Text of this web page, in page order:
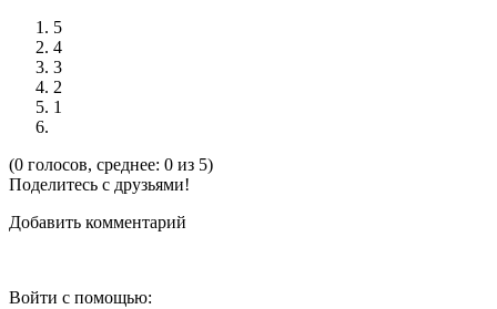
5
4
3
2
1
(0 голосов, среднее: 0 из 5)
Поделитесь с друзьями!
Добавить комментарий
Войти с помощью: